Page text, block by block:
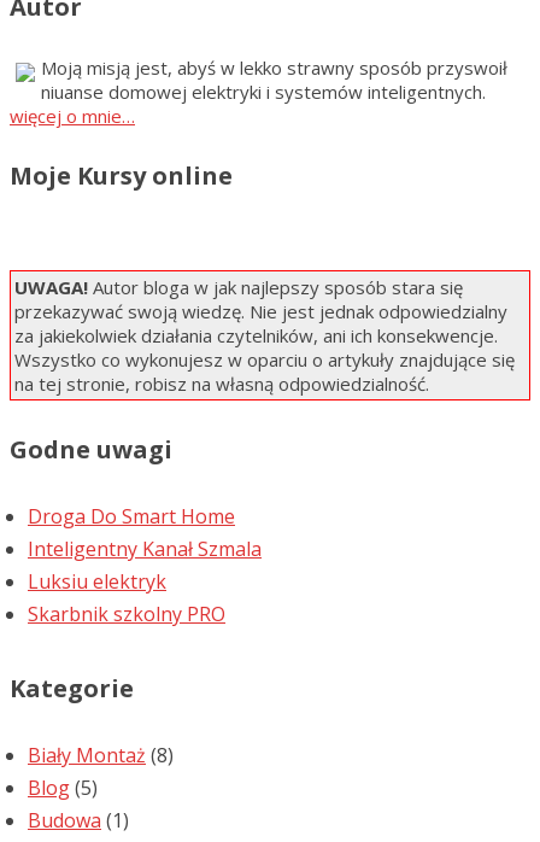
Autor
Moją misją jest, abyś w lekko strawny sposób przyswoił
niuanse domowej elektryki i systemów inteligentnych.
więcej o mnie…
Moje Kursy online
UWAGA! Autor bloga w jak najlepszy sposób stara się
przekazywać swoją wiedzę. Nie jest jednak odpowiedzialny
za jakiekolwiek działania czytelników, ani ich konsekwencje.
Wszystko co wykonujesz w oparciu o artykuły znajdujące się
na tej stronie, robisz na własną odpowiedzialność.
Godne uwagi
Droga Do Smart Home
Inteligentny Kanał Szmala
Luksiu elektryk
Skarbnik szkolny PRO
Kategorie
Biały Montaż (8)
Blog(5)
Budowa (1)